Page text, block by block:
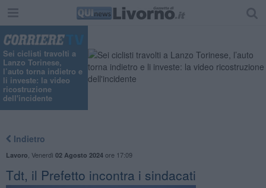
Sei ciclisti travolti a
Lanzo Torinese,
l’auto torna indietro e
li investe: la video
ricostruzione
dell'incidente
Indietro
Lavoro Venerdì 02 Agosto 2024ore 17:09
Tdt, il Prefetto incontra i sindacati